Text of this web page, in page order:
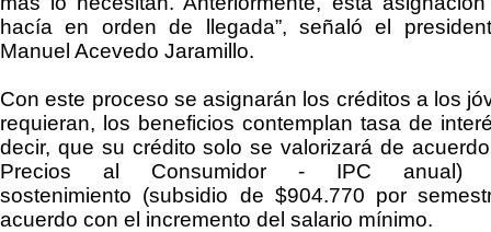
hacía en orden de llegada”, señaló el
Manuel Acevedo Jaramillo.
Con este proceso se asignarán los créditos a los
requieran, los beneficios contemplan tasa de
decir, que su crédito solo se valorizará de
Precios al Consumidor - IPC anual)
sostenimiento (subsidio de $904.770 por
acuerdo con el incremento del salario mínimo.